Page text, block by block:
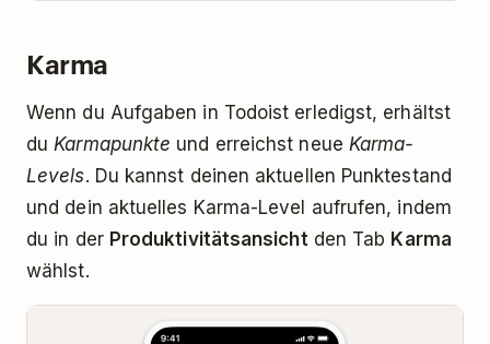
Karma
Wenn du Aufgaben in Todoist erledigst, erhältst
duKarmapunkte und erreichst neue Karma-
Levels. Du kannst deinen aktuellen Punktestand
und dein aktuelles Karma-Level aufrufen, indem
du in der Produktivitätsansichtden Tab Karma
wählst.